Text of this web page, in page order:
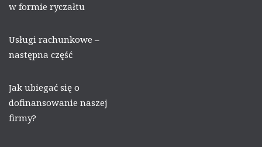
w formie ryczałtu
Usługi rachunkowe –
następna część
Jak ubiegać się o
dofinansowanie naszej
firmy?